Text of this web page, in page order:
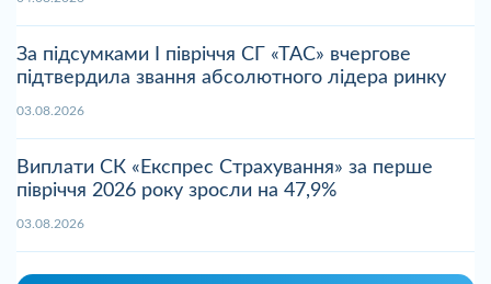
За підсумками І півріччя СГ «ТАС» вчергове
підтвердила звання абсолютного лідера ринку
03.08.2026
Виплати СК «Експрес Страхування» за перше
півріччя 2026 року зросли на 47,9%
03.08.2026